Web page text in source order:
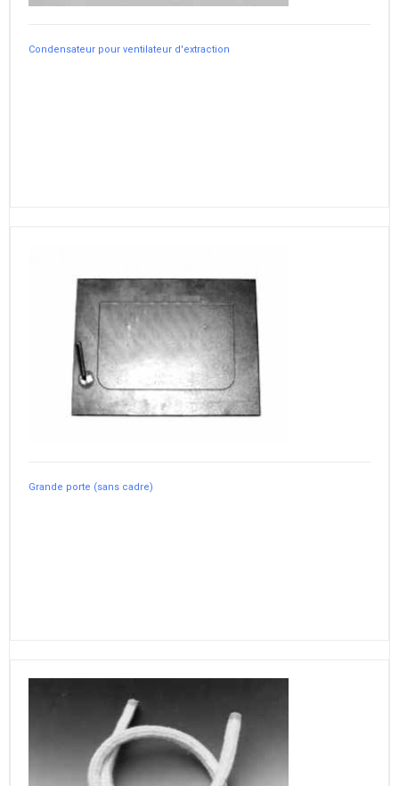
Condensateur pour ventilateur d'extraction
Grande porte (sans cadre)